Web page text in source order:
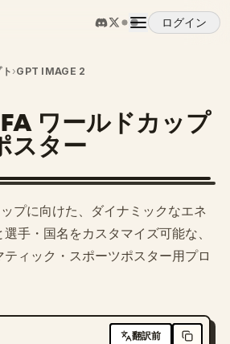
ログイン
›GPT IMAGE 2
ワールドカップ
スター
プに向けた、ダイナミックなエネ
手・国名をカスタマイズ可能な、
ィック・スポーツポスター用プロ
翻訳前